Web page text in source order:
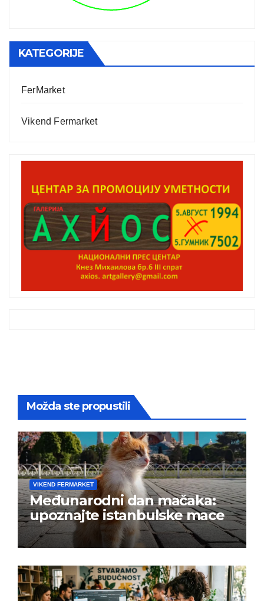
KATEGORIJE
FerMarket
Vikend Fermarket
Možda ste propustili
VIKEND FERMARKET
Međunarodni dan mačaka:
upoznajte istanbulske mace